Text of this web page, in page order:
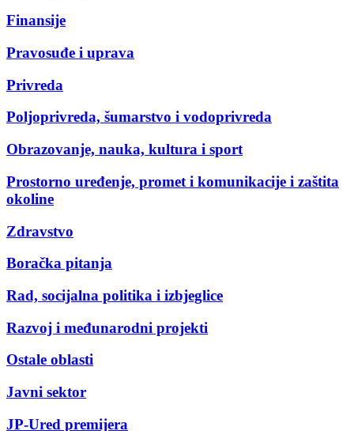
Finansije
Pravosuđe i uprava
Privreda
Poljoprivreda, šumarstvo i vodoprivreda
Obrazovanje, nauka, kultura i sport
Prostorno uređenje, promet i komunikacije i zaštita
okoline
Zdravstvo
Boračka pitanja
Rad, socijalna politika i izbjeglice
Razvoj i međunarodni projekti
Ostale oblasti
Javni sektor
JP-Ured premijera